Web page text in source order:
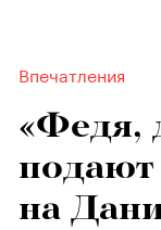
Впечатления
«Федя,
подают
на